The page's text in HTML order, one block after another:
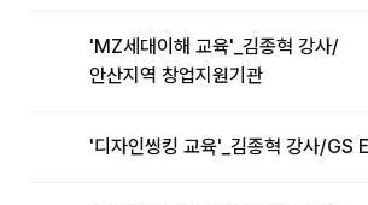
자주 묻는 질문
'MZ세대이해 교육'_김종혁 강사/
안산지역 창업지원기관
'디자인씽킹 교육'_김종혁 강사/GS